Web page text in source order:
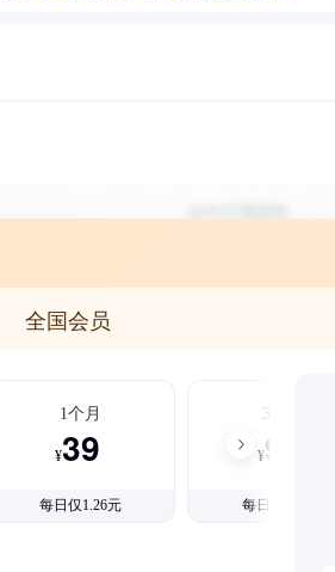
全国会员
1个月
¥39
每日仅1.26元
3个月
¥99
每日仅1.08元